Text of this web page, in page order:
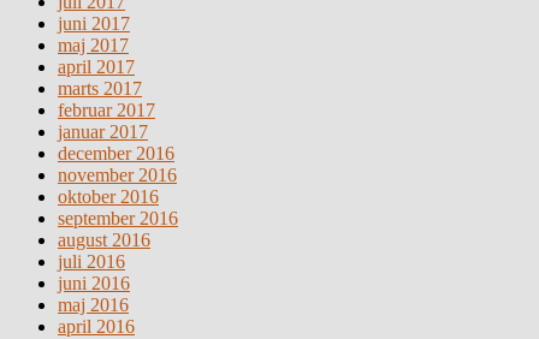
juni 2017
maj 2017
april 2017
marts 2017
februar 2017
januar 2017
december 2016
november 2016
oktober 2016
september 2016
august 2016
juli 2016
juni 2016
maj 2016
april 2016